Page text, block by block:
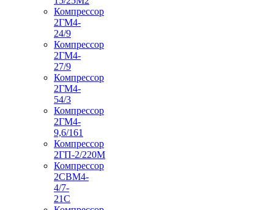
Компрессор
2ГМ4-
24/9
Компрессор
2ГМ4-
27/9
Компрессор
2ГМ4-
54/3
Компрессор
2ГМ4-
9,6/161
Компрессор
2ГП-2/220М
Компрессор
2СВМ4-
4/7-
21С